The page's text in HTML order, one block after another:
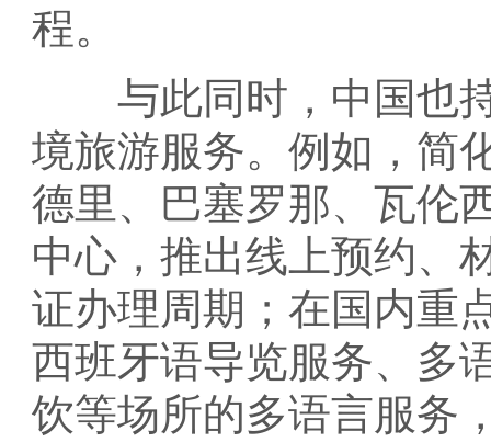
程。
与此同时，中国也持
境旅游服务。例如，简
德里、巴塞罗那、瓦伦
中心，推出线上预约、
证办理周期；在国内重
西班牙语导览服务、多
饮等场所的多语言服务